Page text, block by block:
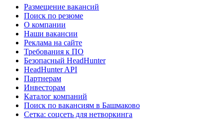
Размещение вакансий
Поиск по резюме
О компании
Наши вакансии
Реклама на сайте
Требования к ПО
Безопасный HeadHunter
HeadHunter API
Партнерам
Инвесторам
Каталог компаний
Поиск по вакансиям в Башмаково
Сетка: соцсеть для нетворкинга